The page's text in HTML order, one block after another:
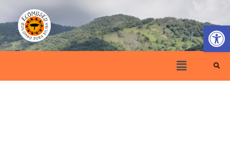
Barra de
para
o
conteúdo
Menu